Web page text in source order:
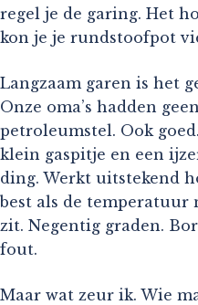
regel je de garing. Het
kon je je rundstoofpot
Langzaam garen is het
Onze oma’s hadden
petroleumstel. Ook
klein gaspitje en een
ding. Werkt uitstekend
best als de
zit. Negentig graden.
fout.
Maar wat zeur ik. Wie